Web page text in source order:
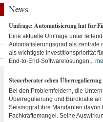
News
Umfrage: Automatisierung hat für
Eine aktuelle Umfrage unter
Automatisierungsgrad als zentrale
als wichtigste Investitionspriorität
End-to-End-Softwarelösungen...
Steuerberater sehen
Bei den Problemfeldern, die
Überregulierung und Bürokratie
Seismograf ihre Mandanten davon
Fachkräftemangel. Seine